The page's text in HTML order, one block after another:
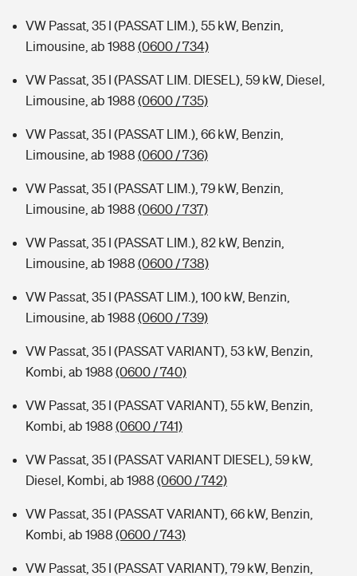
VW Passat, 35 I (PASSAT LIM.), 55 kW, Benzin,
Limousine, ab 1988 (0600 / 734)
VW Passat, 35 I (PASSAT LIM. DIESEL), 59 kW, Diesel,
Limousine, ab 1988 (0600 / 735)
VW Passat, 35 I (PASSAT LIM.), 66 kW, Benzin,
Limousine, ab 1988 (0600 / 736)
VW Passat, 35 I (PASSAT LIM.), 79 kW, Benzin,
Limousine, ab 1988 (0600 / 737)
VW Passat, 35 I (PASSAT LIM.), 82 kW, Benzin,
Limousine, ab 1988 (0600 / 738)
VW Passat, 35 I (PASSAT LIM.), 100 kW, Benzin,
Limousine, ab 1988 (0600 / 739)
VW Passat, 35 I (PASSAT VARIANT), 53 kW, Benzin,
Kombi, ab 1988 (0600 / 740)
VW Passat, 35 I (PASSAT VARIANT), 55 kW, Benzin,
Kombi, ab 1988 (0600 / 741)
VW Passat, 35 I (PASSAT VARIANT DIESEL), 59 kW,
Diesel, Kombi, ab 1988 (0600 / 742)
VW Passat, 35 I (PASSAT VARIANT), 66 kW, Benzin,
Kombi, ab 1988 (0600 / 743)
VW Passat, 35 I (PASSAT VARIANT), 79 kW, Benzin,